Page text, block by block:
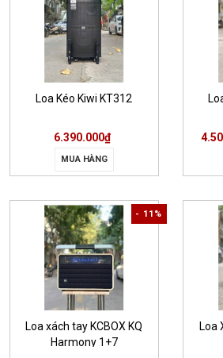
Loa Kéo Kiwi KT312
6.390.000₫
MUA HÀNG
- 11%
Loa xách tay KCBOX KQ
Harmony 1+7
Loa